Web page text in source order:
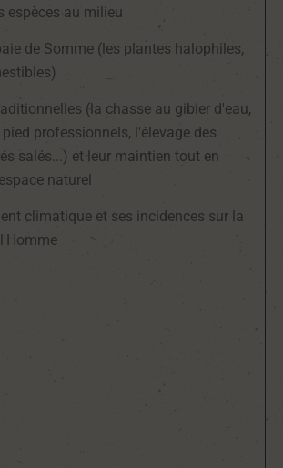
espèces au milieu
de Somme (les plantes halophiles,
(la chasse au gibier d'eau,
pied professionnels, l'élevage des
salés...) et leur maintien tout en
naturel
climatique et ses incidences sur la